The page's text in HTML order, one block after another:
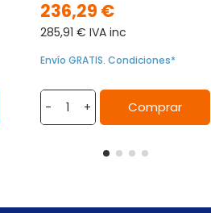
236,29 €
285,91 € IVA inc
Envío GRATIS. Condiciones*
- + Comprar